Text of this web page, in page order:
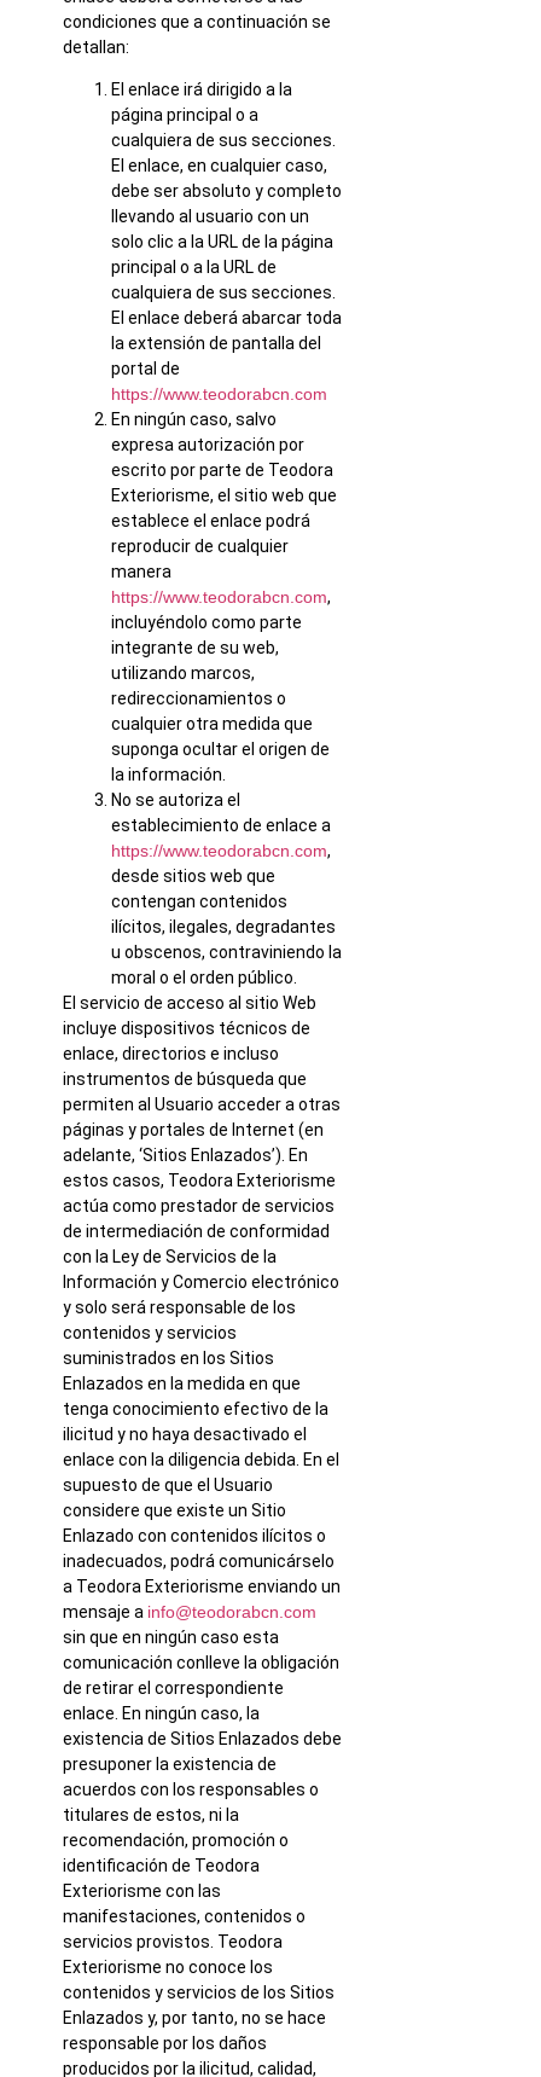
condiciones que a continuación se
detallan:
El enlace irá dirigido a la
página principal o a
cualquiera de sus secciones.
El enlace, en cualquier caso,
debe ser absoluto y completo
llevando al usuario con un
solo clic a la URL de la página
principal o a la URL de
cualquiera de sus secciones.
El enlace deberá abarcar toda
la extensión de pantalla del
portal de
https://www.teodorabcn.com
En ningún caso, salvo
expresa autorización por
escrito por parte de Teodora
Exteriorisme, el sitio web que
establece el enlace podrá
reproducir de cualquier
manera
https://www.teodorabcn.com,
incluyéndolo como parte
integrante de su web,
utilizando marcos,
redireccionamientos o
cualquier otra medida que
suponga ocultar el origen de
la información.
No se autoriza el
establecimiento de enlace a
https://www.teodorabcn.com,
desde sitios web que
contengan contenidos
ilícitos, ilegales, degradantes
u obscenos, contraviniendo la
moral o el orden público.
El servicio de acceso al sitio Web
incluye dispositivos técnicos de
enlace, directorios e incluso
instrumentos de búsqueda que
permiten al Usuario acceder a otras
páginas y portales de Internet (en
adelante, ‘Sitios Enlazados’). En
estos casos, Teodora Exteriorisme
actúa como prestador de servicios
de intermediación de conformidad
con la Ley de Servicios de la
Información y Comercio electrónico
y solo será responsable de los
contenidos y servicios
suministrados en los Sitios
Enlazados en la medida en que
tenga conocimiento efectivo de la
ilicitud y no haya desactivado el
enlace con la diligencia debida. En el
supuesto de que el Usuario
considere que existe un Sitio
Enlazado con contenidos ilícitos o
inadecuados, podrá comunicárselo
a Teodora Exteriorisme enviando un
mensaje a info@teodorabcn.com
sin que en ningún caso esta
comunicación conlleve la obligación
de retirar el correspondiente
enlace. En ningún caso, la
existencia de Sitios Enlazados debe
presuponer la existencia de
acuerdos con los responsables o
titulares de estos, ni la
recomendación, promoción o
identificación de Teodora
Exteriorisme con las
manifestaciones, contenidos o
servicios provistos. Teodora
Exteriorisme no conoce los
contenidos y servicios de los Sitios
Enlazados y, por tanto, no se hace
responsable por los daños
producidos por la ilicitud, calidad,